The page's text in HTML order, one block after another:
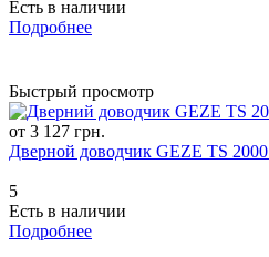
Есть в наличии
Подробнее
Быстрый просмотр
от 3 127 грн.
Дверной доводчик GEZE TS
5
Есть в наличии
Подробнее